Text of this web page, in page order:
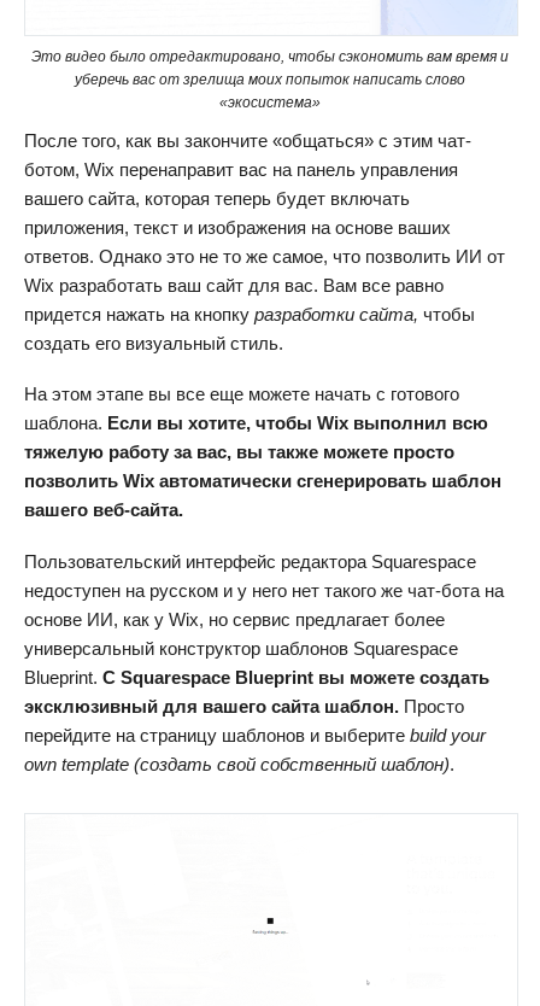
Это видео было отредактировано, чтобы сэкономить вам время и
уберечь вас от зрелища моих попыток написать слово
«экосистема»
После того, как вы закончите «общаться» с этим чат-
ботом, Wix перенаправит вас на панель управления
вашего сайта, которая теперь будет включать
приложения, текст и изображения на основе ваших
ответов. Однако это не то же самое, что позволить ИИ от
Wix разработать ваш сайт для вас. Вам все равно
придется нажать на кнопку разработки сайта, чтобы
создать его визуальный стиль.
На этом этапе вы все еще можете начать с готового
шаблона. Если вы хотите, чтобы Wix выполнил всю
тяжелую работу за вас, вы также можете просто
позволить Wix автоматически сгенерировать шаблон
вашего веб-сайта.
Пользовательский интерфейс редактора Squarespace
недоступен на русском и у него нет такого же чат-бота на
основе ИИ, как у Wix, но сервис предлагает более
универсальный конструктор шаблонов Squarespace
Blueprint. С Squarespace Blueprint вы можете создать
эксклюзивный для вашего сайта шаблон. Просто
перейдите на страницу шаблонов и выберите build your
own template (создать свой собственный шаблон).